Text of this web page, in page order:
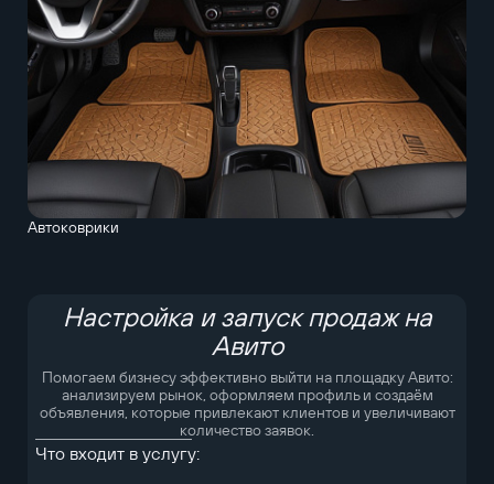
Автоковрики
Настройка и запуск продаж на
Авито
Помогаем бизнесу эффективно выйти на площадку Авито:
анализируем рынок, оформляем профиль и создаём
объявления, которые привлекают клиентов и увеличивают
количество заявок.
Что входит в услугу: